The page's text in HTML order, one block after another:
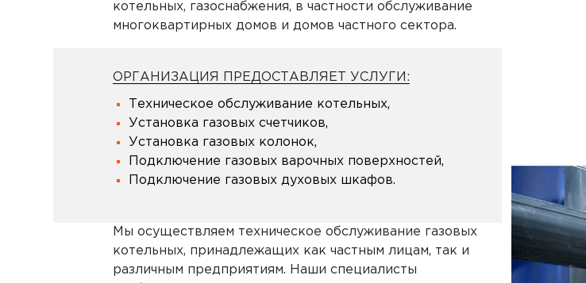
котельных, газоснабжения, в частности обслуживание
многоквартирных домов и домов частного сектора.
ОРГАНИЗАЦИЯ ПРЕДОСТАВЛЯЕТ УСЛУГИ:
Техническое обслуживание котельных,
Установка газовых счетчиков,
Установка газовых колонок,
Подключение газовых варочных поверхностей,
Подключение газовых духовых шкафов.
Мы осуществляем техническое обслуживание газовых
котельных, принадлежащих как частным лицам, так и
различным предприятиям. Наши специалисты